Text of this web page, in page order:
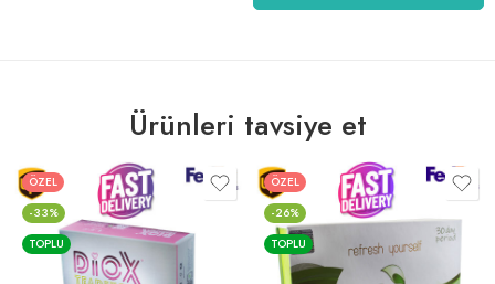
Ürünleri tavsiye et
ÖZEL
-33%
TOPLU
ÖZEL
-26%
TOPLU